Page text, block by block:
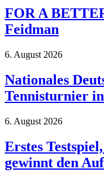
FOR A
Feidman
6. August 2026
Nationales
Tennisturnier
6. August 2026
Erstes
gewinnt den